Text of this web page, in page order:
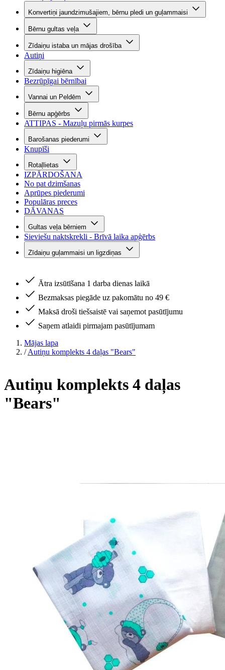
Konvertiņi jaundzimušajiem, bērnu pledi un guļammaisi
Bērnu gultas veļa
Zīdaiņu istaba un mājas drošība
Autiņi
Zīdaiņu higiēna
Bezrūpīgai bērnībai
Vannai un Peldēm
Bērnu apģērbs
ATTIPAS - Mazuļu pirmās kurpes
Barošanas piederumi
Knupīši
Rotaļlietas
IZPĀRDOŠANA
No pat dzimšanas
Aprūpes piederumi
Populāras preces
DĀVANAS
Gultas veļa bērniem
Sieviešu naktskrekli - Brīvā laika apģērbs
Zīdaiņu guļammaisi un ligzdiņas
Ātra izsūtīšana 1 darba dienas laikā
Bezmaksas piegāde uz pakomātu no 49 €
Maksā droši tiešsaistē vai saņemot pasūtījumu
Saņem atlaidi pirmajam pasūtījumam
Mājas lapa
/ Autiņu komplekts 4 daļas "Bears"
Autiņu komplekts 4 daļas
"Bears"